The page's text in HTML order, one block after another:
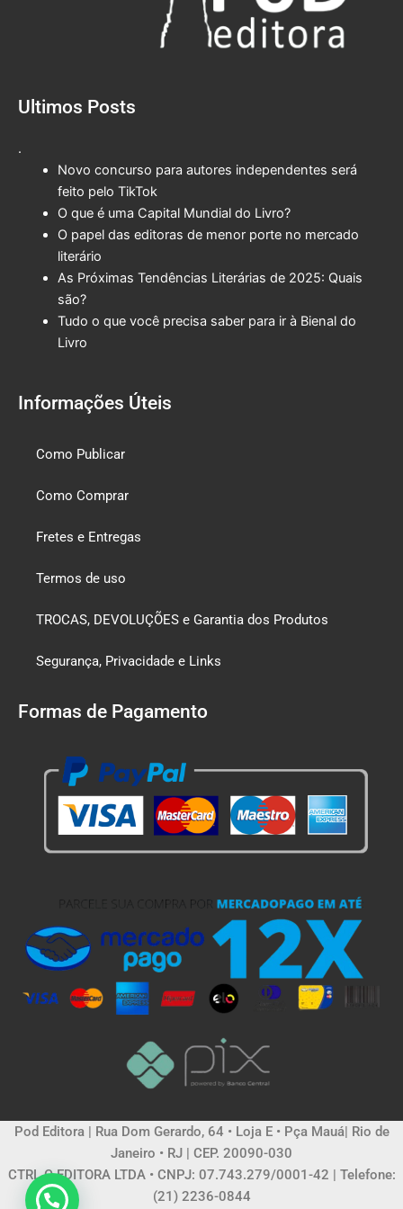
Ultimos Posts
.
Novo concurso para autores independentes será
feito pelo TikTok
O que é uma Capital Mundial do Livro?
O papel das editoras de menor porte no mercado
literário
As Próximas Tendências Literárias de 2025: Quais
são?
Tudo o que você precisa saber para ir à Bienal do
Livro
Informações Úteis
Como Publicar
Como Comprar
Fretes e Entregas
Termos de uso
TROCAS, DEVOLUÇÕES e Garantia dos Produtos
Segurança, Privacidade e Links
Formas de Pagamento
Pod Editora | Rua Dom Gerardo, 64 • Loja E • Pça Mauá| Rio de
Janeiro • RJ | CEP. 20090-030
CTRL C EDITORA LTDA • CNPJ: 07.743.279/0001-42 | Telefone:
(21) 2236-0844